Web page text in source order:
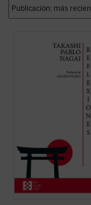
serie de escritos breves,
cartas suyas que conforman
valiosísima para seguir, a
intimidad familiar con él, los
Takashi hacia el encuentro final